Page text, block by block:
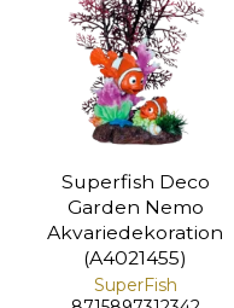
Superfish Deco
Garden Nemo
Akvariedekoration
(A4021455)
SuperFish